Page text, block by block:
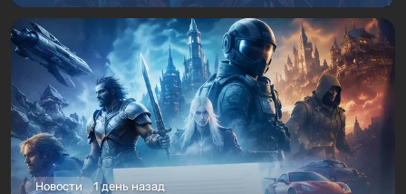
Новости 1 день назад